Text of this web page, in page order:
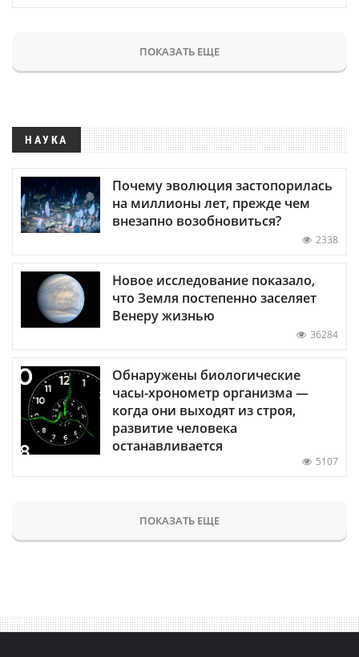
ПОКАЗАТЬ ЕЩЕ
НАУКА
Почему эволюция застопорилась
на миллионы лет, прежде чем
внезапно возобновиться?
2338
Новое исследование показало,
что Земля постепенно заселяет
Венеру жизнью
36284
Обнаружены биологические
часы-хронометр организма —
когда они выходят из строя,
развитие человека
останавливается
5107
ПОКАЗАТЬ ЕЩЕ